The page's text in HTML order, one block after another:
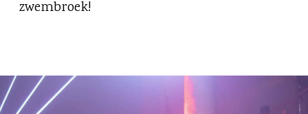
zwembroek!